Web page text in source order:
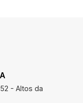
- Altos da